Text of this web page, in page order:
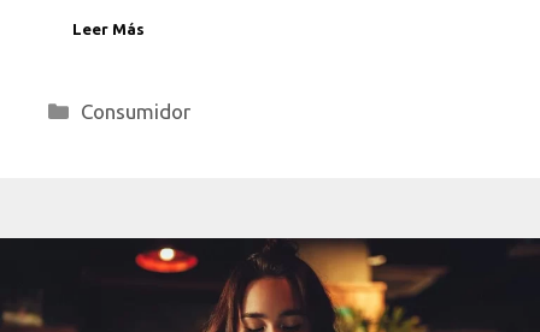
Leer Más
Categorías
Consumidor